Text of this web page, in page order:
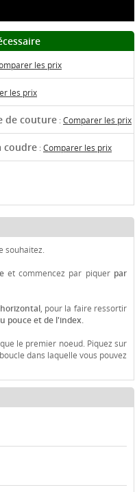
les prix
les prix
de couture :Comparer les prix
coudre :Comparer les prix
souhaitez.
et commencez par piquer par
, pour la faire ressortir
pouce et de l'index.
le premier noeud. Piquez sur
dans laquelle vous pouvez